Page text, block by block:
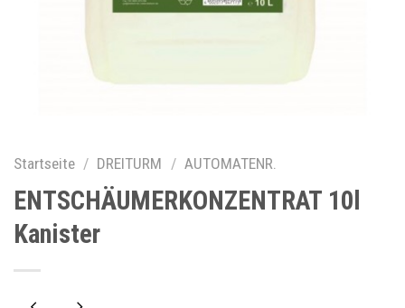
Startseite / DREITURM / AUTOMATENR.
ENTSCHÄUMERKONZENTRAT 10l
Kanister